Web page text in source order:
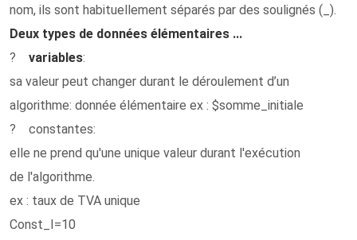
nom, ils sont habituellement séparés par des soulignés (_).
Deux types de données élémentaires ...
? variables:
sa valeur peut changer durant le déroulement d’un
algorithme: donnée élémentaire ex : $somme_initiale
? constantes:
elle ne prend qu'une unique valeur durant l'exécution
de l'algorithme.
ex : taux de TVA unique
Const_I=10